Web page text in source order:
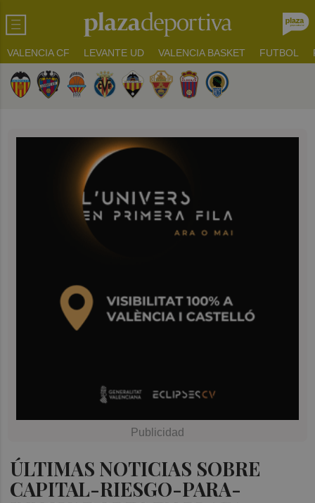
VALENCIA CF LEVANTE UD VALENCIA BASKET FUTBOL
ÚLTIMAS NOTICIAS SOBRE
CAPITAL-RIESGO-PARA-